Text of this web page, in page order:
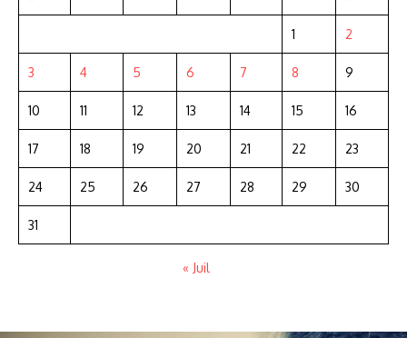
1 2
3 4 5 6 7 8 9
10 11 12 13 14 15 16
17 18 19 20 21 22 23
24 25 26 27 28 29 30
31
« Juil